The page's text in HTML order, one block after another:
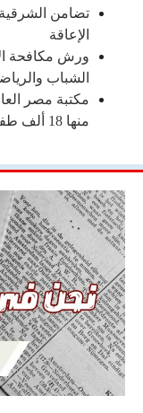
الإعاقة
الشباب
منها 18 ألف طفل بالشرقية